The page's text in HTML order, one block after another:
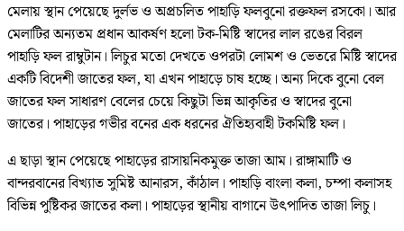
মেলায় স্থান পেয়েছে দুর্লভ ও অপ্রচলিত পাহাড়ি ফলবুনো রক্তফল রসকো। আর
মেলাটির অন্যতম প্রধান আকর্ষণ হলো টক-মিষ্টি স্বাদের লাল রঙের বিরল
পাহাড়ি ফল রাম্বুটান। লিচুর মতো দেখতে ওপরটা লোমশ ও ভেতরে মিষ্টি স্বাদের
একটি বিদেশী জাতের ফল, যা এখন পাহাড়ে চাষ হচ্ছে। অন্য দিকে বুনো বেল
জাতের ফল সাধারণ বেলের চেয়ে কিছুটা ভিন্ন আকৃতির ও স্বাদের বুনো
জাতের। পাহাড়ের গভীর বনের এক ধরনের ঐতিহ্যবাহী টকমিষ্টি ফল।
এ ছাড়া স্থান পেয়েছে পাহাড়ের রাসায়নিকমুক্ত তাজা আম। রাঙ্গামাটি ও
বান্দরবানের বিখ্যাত সুমিষ্ট আনারস, কাঁঠাল। পাহাড়ি বাংলা কলা, চম্পা কলাসহ
বিভিন্ন পুষ্টিকর জাতের কলা। পাহাড়ের স্থানীয় বাগানে উৎপাদিত তাজা লিচু।